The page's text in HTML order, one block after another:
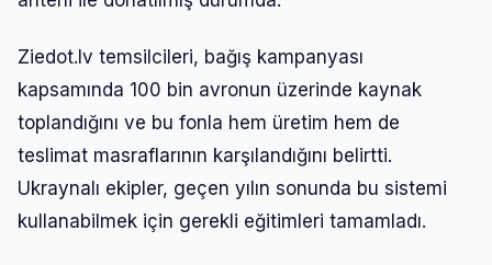
Ziedot.lv temsilcileri, bağış kampanyası
kapsamında 100 bin avronun üzerinde kaynak
toplandığını ve bu fonla hem üretim hem de
teslimat masraflarının karşılandığını belirtti.
Ukraynalı ekipler, geçen yılın sonunda bu sistemi
kullanabilmek için gerekli eğitimleri tamamladı.